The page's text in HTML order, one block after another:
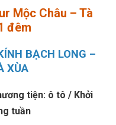
Mộc Châu – Tà
đêm
BẠCH LONG –
XÙA
tiện: ô tô / Khởi
tuần